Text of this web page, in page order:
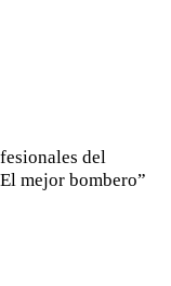
del
mejor bombero”